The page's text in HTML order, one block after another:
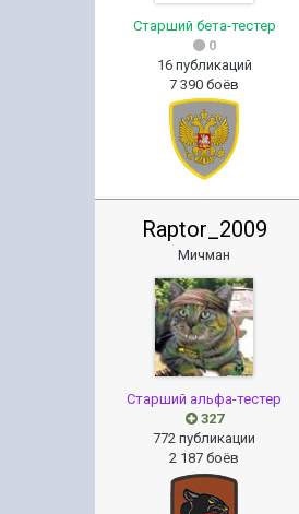
Старший бета-тестер
0
16 публикаций
7 390 боёв
Raptor_2009
Мичман
Старший альфа-тестер
327
772 публикации
2 187 боёв